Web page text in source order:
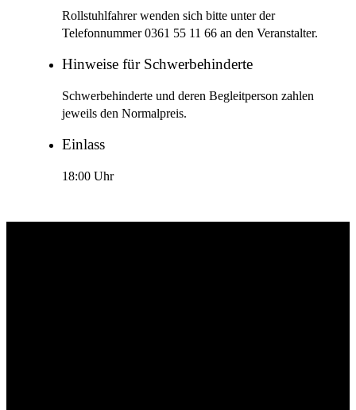
Rollstuhlfahrer wenden sich bitte unter der
Telefonnummer 0361 55 11 66 an den Veranstalter.
Hinweise für Schwerbehinderte
Schwerbehinderte und deren Begleitperson zahlen
jeweils den Normalpreis.
Einlass
18:00 Uhr